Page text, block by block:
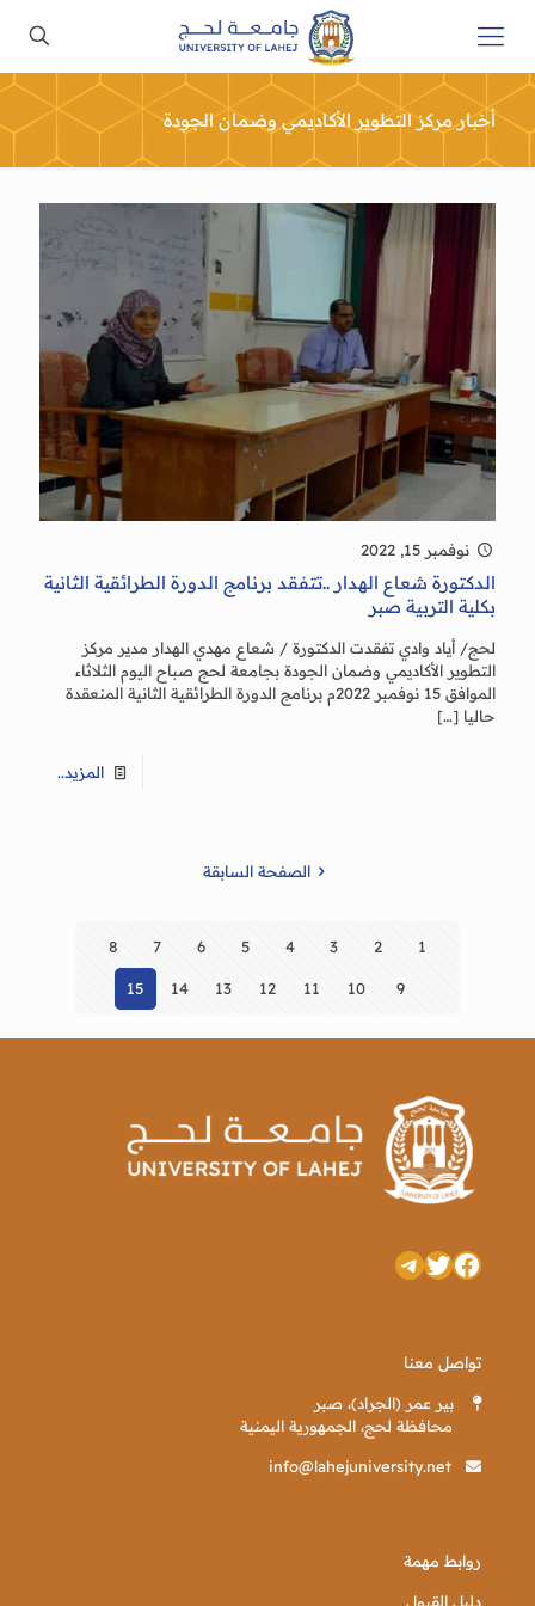
أخبار مركز التطوير الأكاديمي وضمان الجودة
نوفمبر 15, 2022
الدكتورة شعاع الهدار ..تتفقد برنامج الدورة الطرائقية الثانية
بكلية التربية صبر
لحج/ أياد وادي تفقدت الدكتورة / شعاع مهدي الهدار مدير مركز
التطوير الأكاديمي وضمان الجودة بجامعة لحج صباح اليوم الثلاثاء
الموافق 15 نوفمبر 2022م برنامج الدورة الطرائقية الثانية المنعقدة
حاليا […]
المزيد..
الصفحة السابقة
1
2
3
4
5
6
7
8
9
10
11
12
13
14
15
فيسبوك
تويترتيليجرام
تواصل معنا
بير عمر (الجراد)، صبر
محافظة لحج، الجمهورية اليمنية
info@lahejuniversity.net
روابط مهمة
دليل القبول